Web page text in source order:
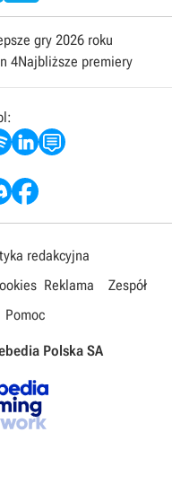
gry 2026 roku
4Najbliższe premiery
redakcyjna
Reklama
Zespół
Pomoc
Polska SA